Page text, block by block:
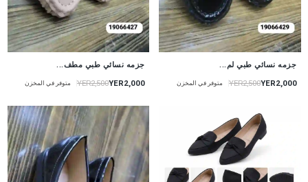
جزمه نسائي طبي لم...
YER2,000
YER2,500 متوفر في المخزن
جزمه نسائي طبي مطف...
YER2,000
YER2,500 متوفر في المخزن